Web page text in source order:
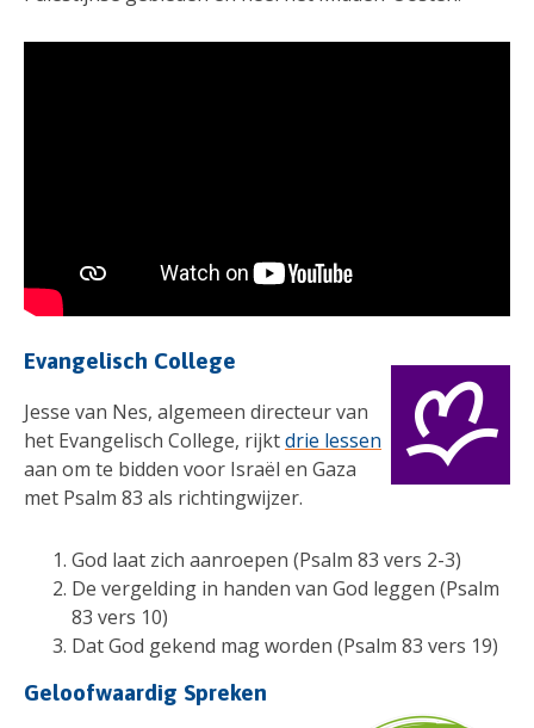
Evangelisch College
Jesse van Nes, algemeen directeur van
het Evangelisch College, rijktdrie lessen
aan om te bidden voor Israël en Gaza
met Psalm 83 als richtingwijzer.
God laat zich aanroepen (Psalm 83 vers 2-3)
De vergelding in handen van God leggen (Psalm
83 vers 10)
Dat God gekend mag worden (Psalm 83 vers 19)
Geloofwaardig Spreken